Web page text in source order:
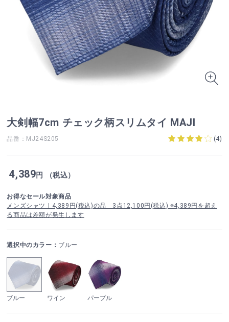
大剣幅7cm チェック柄スリムタイ MAJI
品番：MJ24S205 (4)
4,389円 （税込）
お得なセール対象商品
メンズシャツ｜4,389円(税込)の品 3点12,100円(税込) ※4,389円を超え
る商品は差額が発生します
選択中のカラー： ブルー
ブルー ワイン パープル